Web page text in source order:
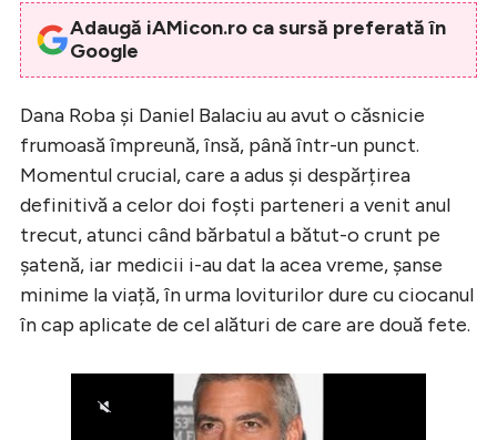
Creează cont
Adaugă iAMicon.ro ca sursă preferată în
Google
Dana Roba și Daniel Balaciu au avut o căsnicie
frumoasă împreună, însă, până într-un punct.
Momentul crucial, care a adus și despărțirea
definitivă a celor doi foști parteneri a venit anul
trecut, atunci când bărbatul a bătut-o crunt pe
șatenă, iar medicii i-au dat la acea vreme, șanse
minime la viață, în urma loviturilor dure cu ciocanul
în cap aplicate de cel alături de care are două fete.